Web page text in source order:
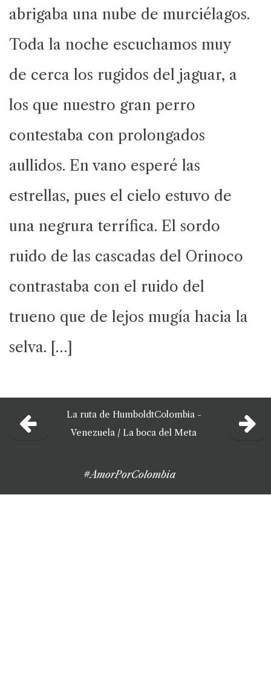
abrigaba una nube de murciélagos.
Toda la noche escuchamos muy
de cerca los rugidos del jaguar, a
los que nuestro gran perro
contestaba con prolongados
aullidos. En vano esperé las
estrellas, pues el cielo estuvo de
una negrura terrífica. El sordo
ruido de las cascadas del Orinoco
contrastaba con el ruido del
trueno que de lejos mugía hacia la
selva. […]
La ruta de HumboldtColombia -
Venezuela / La boca del Meta
#AmorPorColombia